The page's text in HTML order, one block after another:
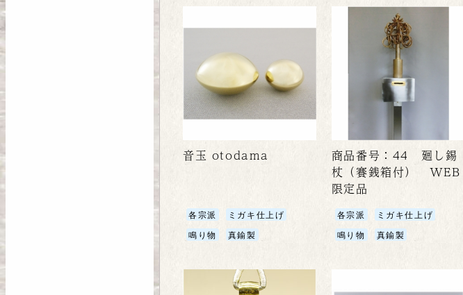
音玉 otodama
各宗派
ミガキ仕上げ
鳴り物
真鍮製
商品番号：44 廻し錫
杖（賽銭箱付） WEB
限定品
各宗派
ミガキ仕上げ
鳴り物
真鍮製